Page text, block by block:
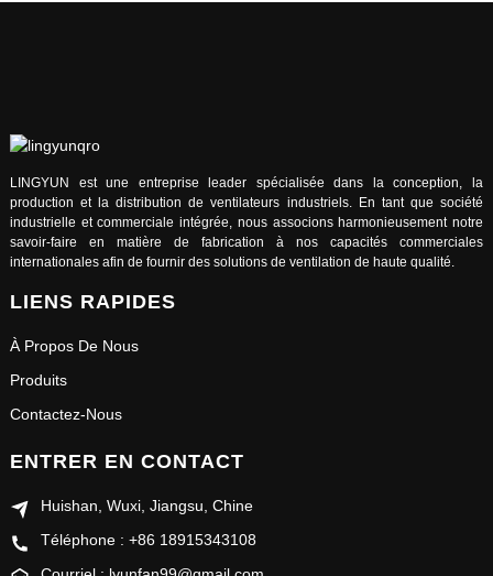
LINGYUN est une entreprise leader spécialisée dans la conception, la
production et la distribution de ventilateurs industriels. En tant que société
industrielle et commerciale intégrée, nous associons harmonieusement notre
savoir-faire en matière de fabrication à nos capacités commerciales
internationales afin de fournir des solutions de ventilation de haute qualité.
LIENS RAPIDES
À Propos De Nous
Produits
Contactez-Nous
ENTRER EN CONTACT
Huishan, Wuxi, Jiangsu, Chine
Téléphone : +86 18915343108